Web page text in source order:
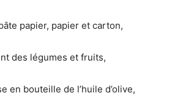
papier, papier et carton,
des légumes et fruits,
en bouteille de l’huile d’olive,